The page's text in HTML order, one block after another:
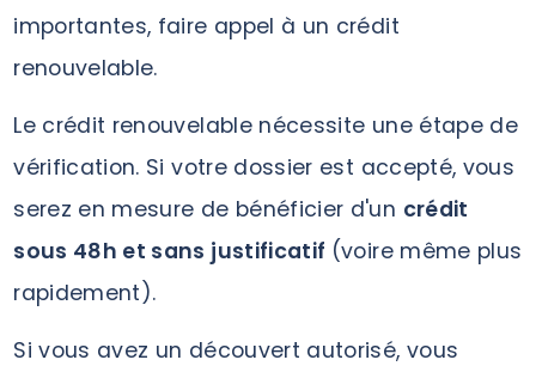
importantes, faire appel à un crédit
renouvelable.
Le crédit renouvelable nécessite une étape de
vérification. Si votre dossier est accepté, vous
serez en mesure de bénéficier d'un crédit
sous 48h et sans justificatif (voire même plus
rapidement).
Si vous avez un découvert autorisé, vous